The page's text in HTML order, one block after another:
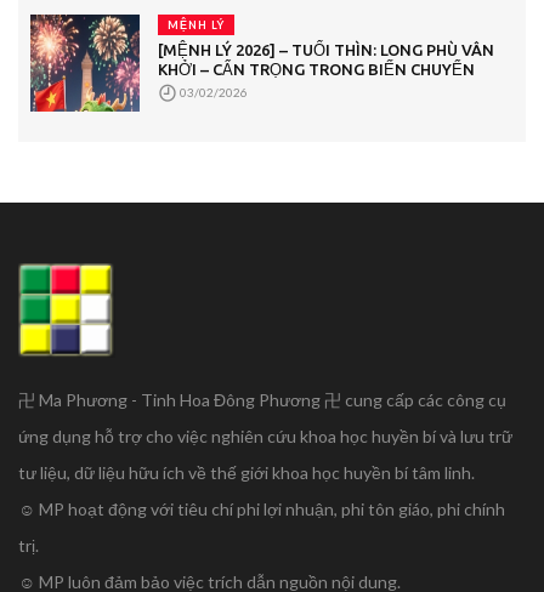
MỆNH LÝ
[MỆNH LÝ 2026] – TUỔI THÌN: LONG PHÙ VÂN
KHỞI – CẨN TRỌNG TRONG BIẾN CHUYỂN
03/02/2026
卍 Ma Phương - Tinh Hoa Đông Phương 卍 cung cấp các công cụ
ứng dụng hỗ trợ cho việc nghiên cứu khoa học huyền bí và lưu trữ
tư liệu, dữ liệu hữu ích về thế giới khoa học huyền bí tâm linh.
☺ MP hoạt động với tiêu chí phi lợi nhuận, phi tôn giáo, phi chính
trị.
☺ MP luôn đảm bảo việc trích dẫn nguồn nội dung.